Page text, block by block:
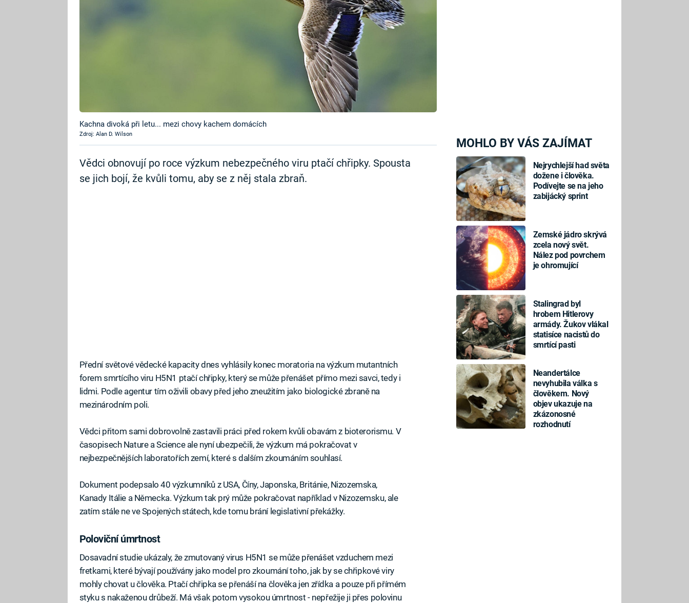
MOHLO BY VÁS ZAJÍMAT
Nejrychlejší had světa
dožene i člověka.
Podívejte se na jeho
zabijácký sprint
Zemské jádro skrývá
zcela nový svět.
Nález pod povrchem
je ohromující
Stalingrad byl
hrobem Hitlerovy
armády. Žukov vlákal
statisíce nacistů do
smrtící pasti
Neandertálce
nevyhubila válka s
člověkem. Nový
objev ukazuje na
zkázonosné
rozhodnutí
Kachna divoká při letu... mezi chovy kachem domácích
Zdroj: Alan D. Wilson
Vědci obnovují po roce výzkum nebezpečného viru ptačí chřipky. Spousta
se jich bojí, že kvůli tomu, aby se z něj stala zbraň.
Přední světové vědecké kapacity dnes vyhlásily konec moratoria na výzkum mutantních
forem smrtícího viru H5N1 ptačí chřipky, který se může přenášet přímo mezi savci, tedy i
lidmi. Podle agentur tím oživili obavy před jeho zneužitím jako biologické zbraně na
mezinárodním poli.
Vědci přitom sami dobrovolně zastavili práci před rokem kvůli obavám z bioterorismu. V
časopisech Nature a Science ale nyní ubezpečili, že výzkum má pokračovat v
nejbezpečnějších laboratořích zemí, které s dalším zkoumáním souhlasí.
Dokument podepsalo 40 výzkumníků z USA, Číny, Japonska, Británie, Nizozemska,
Kanady Itálie a Německa. Výzkum tak prý může pokračovat například v Nizozemsku, ale
zatím stále ne ve Spojených státech, kde tomu brání legislativní překážky.
Poloviční úmrtnost
Dosavadní studie ukázaly, že zmutovaný virus H5N1 se může přenášet vzduchem mezi
fretkami, které bývají používány jako model pro zkoumání toho, jak by se chřipkové viry
mohly chovat u člověka. Ptačí chřipka se přenáší na člověka jen zřídka a pouze při přímém
styku s nakaženou drůbeží. Má však potom vysokou úmrtnost - nepřežije ji přes polovinu